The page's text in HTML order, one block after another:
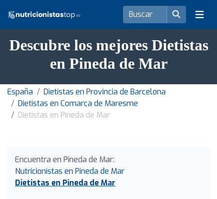
Descubre los mejores Dietistas
en Pineda de Mar
España
Dietistas en Provincia de Barcelona
Dietistas en Comarca de Maresme
Dietistas en Pineda de Mar
Encuentra en Pineda de Mar:
Nutricionistas en Pineda de Mar
Dietistas en Pineda de Mar